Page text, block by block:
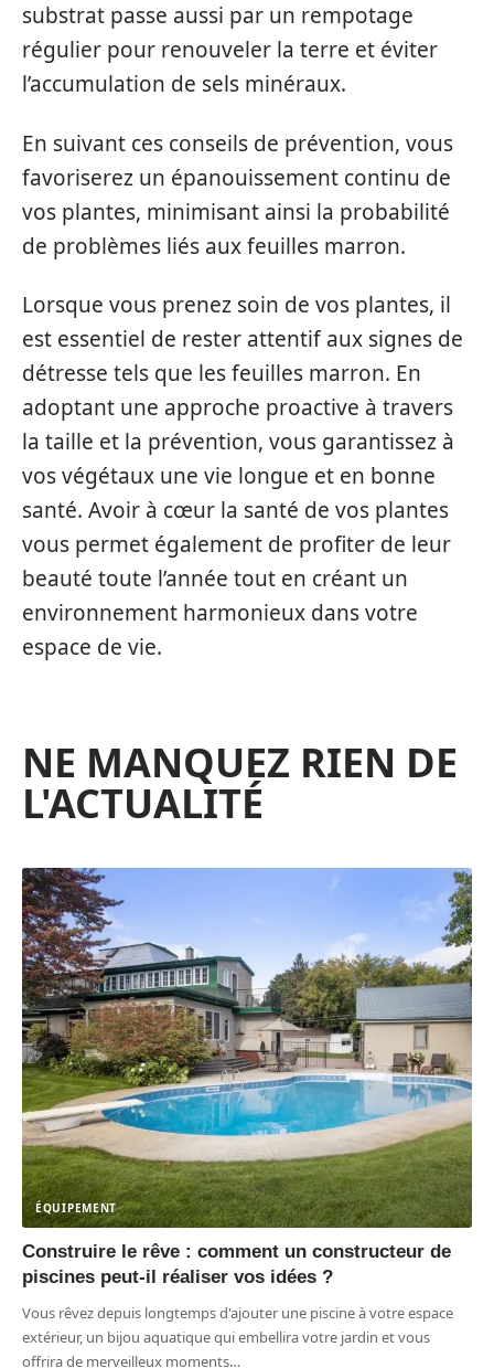
substrat passe aussi par un rempotage
régulier pour renouveler la terre et éviter
l’accumulation de sels minéraux.
En suivant ces conseils de prévention, vous
favoriserez un épanouissement continu de
vos plantes, minimisant ainsi la probabilité
de problèmes liés aux feuilles marron.
Lorsque vous prenez soin de vos plantes, il
est essentiel de rester attentif aux signes de
détresse tels que les feuilles marron. En
adoptant une approche proactive à travers
la taille et la prévention, vous garantissez à
vos végétaux une vie longue et en bonne
santé. Avoir à cœur la santé de vos plantes
vous permet également de profiter de leur
beauté toute l’année tout en créant un
environnement harmonieux dans votre
espace de vie.
NE MANQUEZ RIEN DE
L'ACTUALITÉ
ÉQUIPEMENT
Construire le rêve : comment un constructeur de
piscines peut-il réaliser vos idées ?
Vous rêvez depuis longtemps d'ajouter une piscine à votre espace
extérieur, un bijou aquatique qui embellira votre jardin et vous
offrira de merveilleux moments…